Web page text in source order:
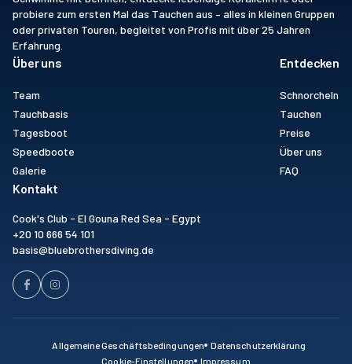
probiere zum ersten Mal das Tauchen aus – alles in kleinen Gruppen
oder privaten Touren, begleitet von Profis mit über 25 Jahren
Erfahrung.
Über uns
Team
Tauchbasis
Tagesboot
Speedboote
Galerie
Entdecken
Schnorcheln
Tauchen
Preise
Über uns
FAQ
Kontakt
Cook's Club - El Gouna Red Sea - Egypt
+20 10 666 54 101
basis@bluebrothersdiving.de
Allgemeine Geschäftsbedingungen
Datenschutzerklärung
Cookie-Einstellungen
Impressum